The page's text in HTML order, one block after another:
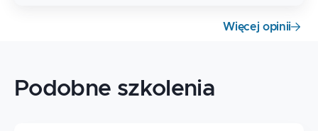
Więcej opinii
Podobne szkolenia